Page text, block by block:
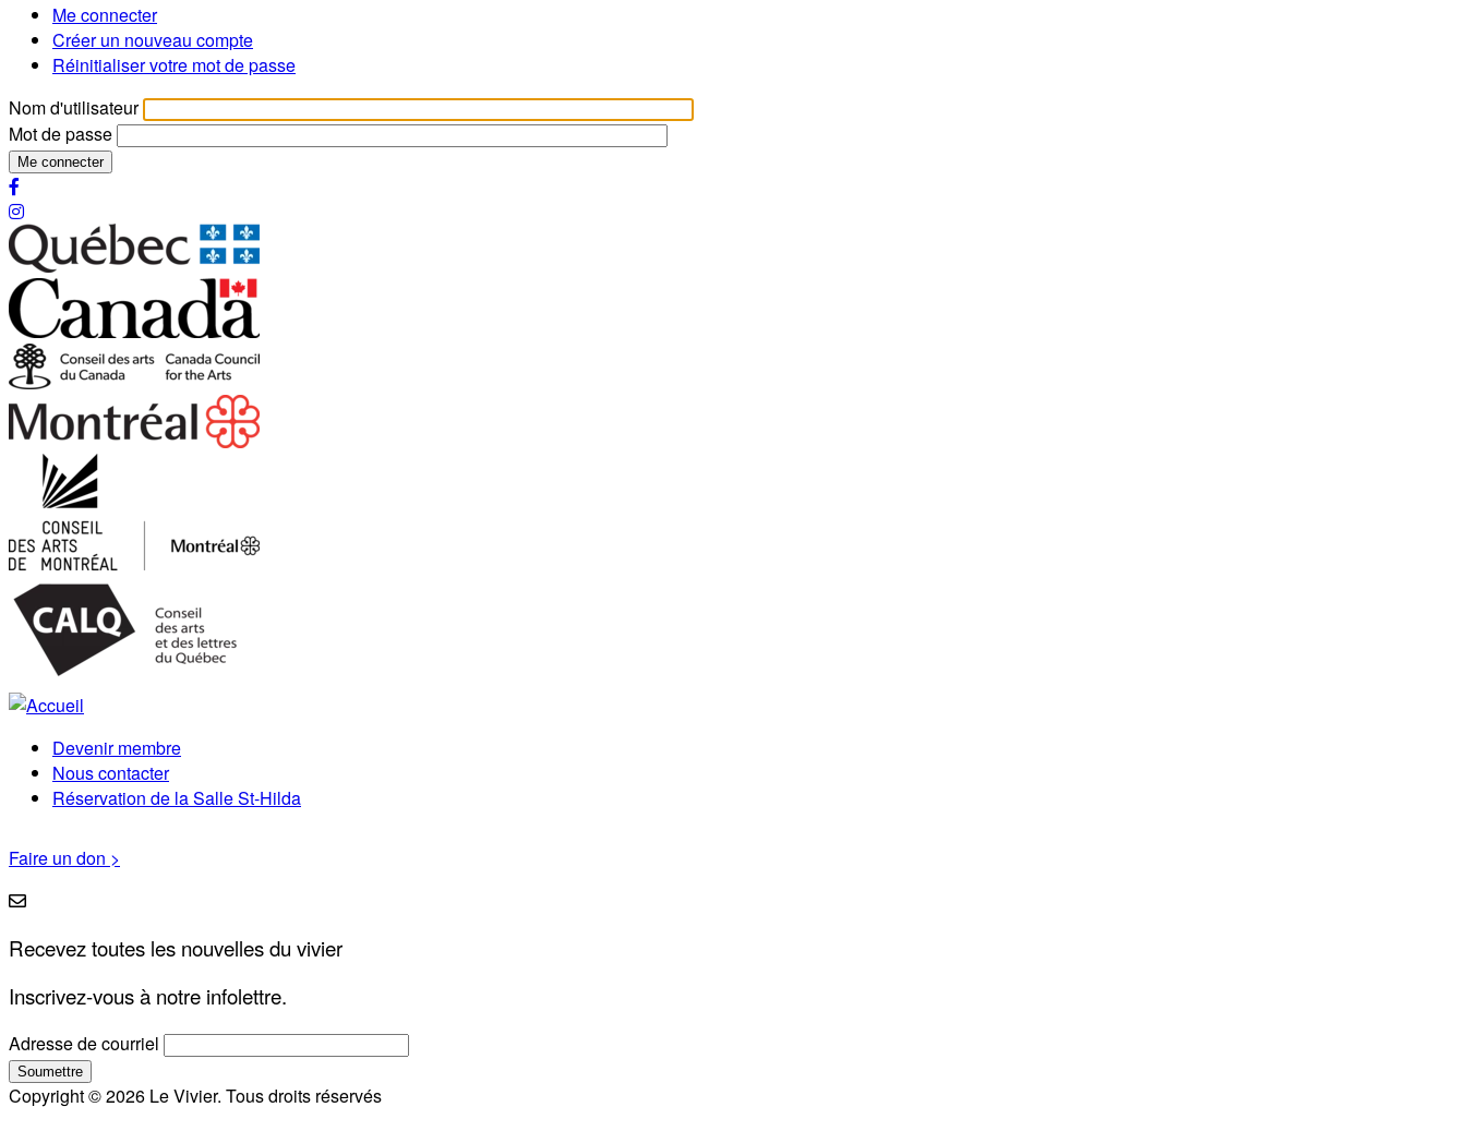
Primary
tabs
Me connecter
Créer un nouveau compte
Réinitialiser votre mot de passe
Nom d'utilisateur
Mot de passe
Menu
Pied
de
page
Devenir membre
Nous contacter
Réservation de la Salle St-Hilda
Faire un don >
Recevez toutes les nouvelles du vivier
Inscrivez-vous à notre infolettre.
Adresse de courriel
Copyright © 2026 Le Vivier. Tous droits réservés